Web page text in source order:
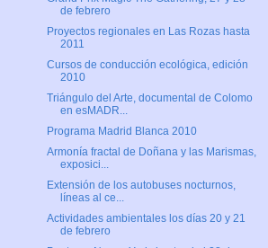
de febrero
Proyectos regionales en Las Rozas hasta
2011
Cursos de conducción ecológica, edición
2010
Triángulo del Arte, documental de Colomo
en esMADR...
Programa Madrid Blanca 2010
Armonía fractal de Doñana y las Marismas,
exposici...
Extensión de los autobuses nocturnos,
líneas al ce...
Actividades ambientales los días 20 y 21
de febrero